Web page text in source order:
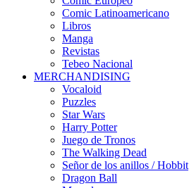
Comic Latinoamericano
Libros
Manga
Revistas
Tebeo Nacional
MERCHANDISING
Vocaloid
Puzzles
Star Wars
Harry Potter
Juego de Tronos
The Walking Dead
Señor de los anillos / Hobbit
Dragon Ball